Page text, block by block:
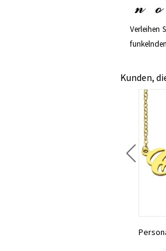
Verleihen
Kunden,